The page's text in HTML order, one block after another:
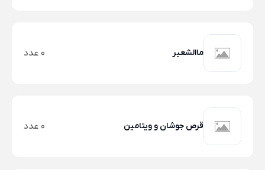
ماالشعیر 0 عدد
قرص جوشان و ویتامین 0 عدد